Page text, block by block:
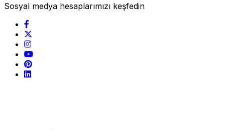
Sosyal medya hesaplarımızı keşfedin